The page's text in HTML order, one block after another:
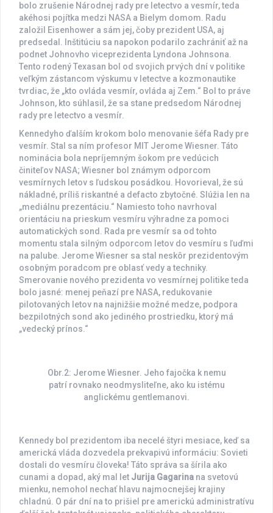
bolo zrušenie Národnej rady pre letectvo a vesmír, teda
akéhosi pojítka medzi NASA a Bielym domom. Radu
založil Eisenhower a sám jej, čoby prezident USA, aj
predsedal. Inštitúciu sa napokon podarilo zachrániť až na
podnet Johnovho viceprezidenta Lyndona Johnsona.
Tento rodený Texasan bol od svojich prvých dní v politike
veľkým zástancom výskumu v letectve a kozmonautike
tvrdiac, že „kto ovláda vesmír, ovláda aj Zem.“ Bol to práve
Johnson, kto súhlasil, že sa stane predsedom Národnej
rady pre letectvo a vesmír.
Kennedyho ďalším krokom bolo menovanie šéfa Rady pre
vesmír. Stal sa ním profesor MIT Jerome Wiesner. Táto
nominácia bola nepríjemným šokom pre vedúcich
činiteľov NASA; Wiesner bol známym odporcom
vesmírnych letov s ľudskou posádkou. Hovorieval, že sú
nákladné, príliš riskantné a defacto zbytočné. Slúžia len na
„mediálnu prezentáciu.“ Namiesto toho navrhoval
orientáciu na prieskum vesmíru výhradne za pomoci
automatických sond. Rada pre vesmír sa od tohto
momentu stala silným odporcom letov do vesmíru s ľuďmi
na palube. Jerome Wiesner sa stal neskôr prezidentovým
osobným poradcom pre oblasť vedy a techniky.
Smerovanie nového prezidenta vo vesmírnej politike teda
bolo jasné: menej peňazí pre NASA, redukovanie
pilotovaných letov na najnižšie možné medze, podpora
bezpilotných sond ako jediného prostriedku, ktorý má
„vedecký prínos.“
Obr.2: Jerome Wiesner. Jeho fajočka k nemu
patrí rovnako neodmysliteľne, ako ku istému
anglickému gentlemanovi.
Kennedy bol prezidentom iba necelé štyri mesiace, keď sa
americká vláda dozvedela prekvapivú informáciu: Sovieti
dostali do vesmíru človeka! Táto správa sa šírila ako
cunami a dopad, aký mal let Jurija Gagarina na svetovú
mienku, nemohol nechať hlavu najmocnejšej krajiny
chladnú. O pár dní na to prišiel pre americkú administratívu